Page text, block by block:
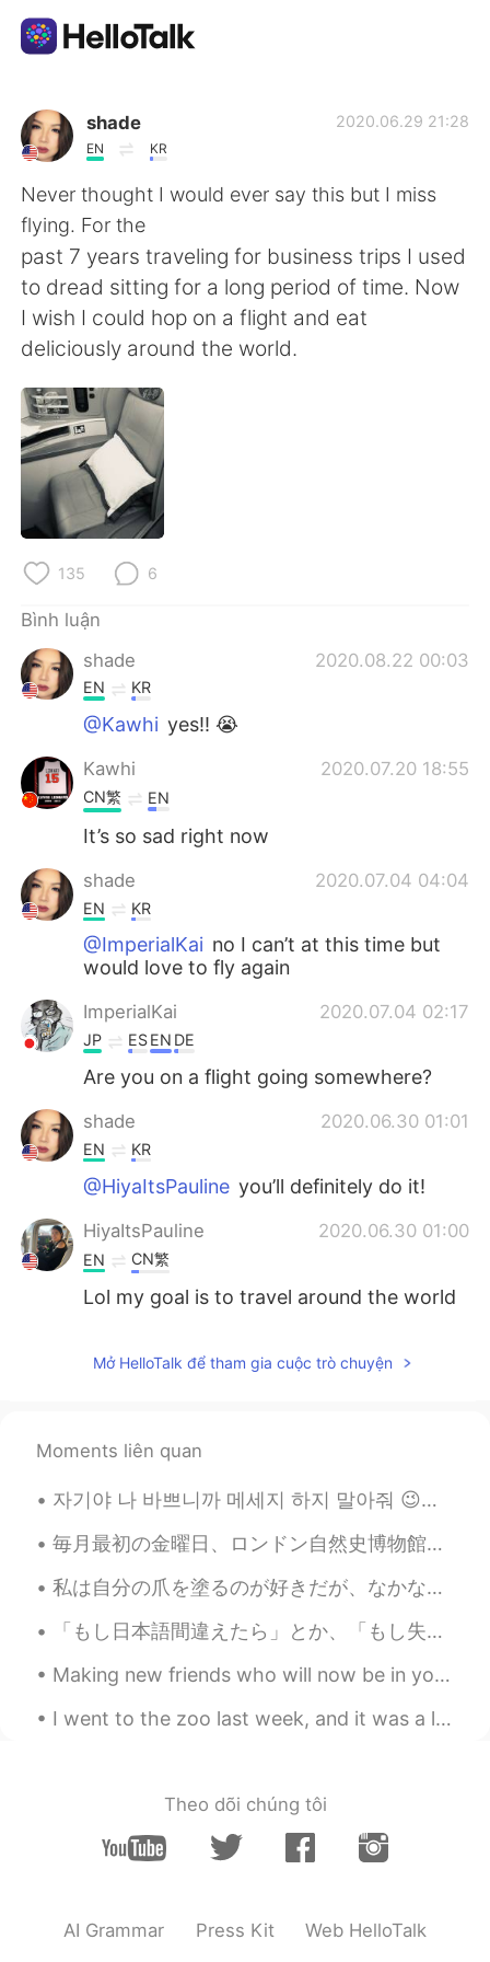
Ứng dụng trao đổi ngôn ngữ
AI Grammar Checker
Tiếng Việt
English 简体中文
繁體中文
العربية
Deutsch
Italiano
Português
shade
EN KR
2020.06.29 21:28
Never thought I would ever say this but I miss
flying. For the
past 7 years traveling for business trips I used
to dread sitting for a long period of time. Now
I wish I could hop on a flight and eat
deliciously around the world.
135 6
Bình luận
shade
2020.08.22 00:03
EN KR
@Kawhi yes!! 😭
Kawhi 2020.07.20 18:55
CN繁 EN
It’s so sad right now
shade 2020.07.04 04:04
EN KR
@ImperialKai no I can’t at this time but
would love to fly again
ImperialKai 2020.07.04 02:17
JP ESEN DE
Are you on a flight going somewhere?
shade 2020.06.30 01:01
EN KR
@HiyaItsPauline you’ll definitely do it!
HiyaItsPauline 2020.06.30 01:00
EN CN繁
Lol my goal is to travel around the world
Mở HelloTalk để tham gia cuộc trò chuyện
Moments liên quan
자기야 나 바쁘니까 메세지 하지 말아줘 😉😈🤗 Busy lol messages are like 뇌섹남😂😁😉🤭🤷🤦😈🤔🙄❤️💜💖 개소리 하면 차단 합니다 ㅋㅋㅋㅋ
毎月最初の金曜日、ロンドン自然史博物館ではレイトステイ(遅くまで開いていること)が開催されている。恐竜と一緒に飲めるのは、子供の時の興味と今の興味を非常にうまく組み合わせている。 友達が撮って...
私は自分の爪を塗るのが好きだが、なかなかいいネイルポリッシュを見つけることができなかった。💅🏻 ネイルポリッシュが薄すぎると何度も塗る必要があるし、乾いたときにうまく色が出ないか、簡単に消えてし...
「もし日本語間違えたら」とか、「もし失礼なことをしたら」と色々自信持たずに人と接してうまく行かなかったら「あーやっぱまだまだだ」と日本語のさいにするけど、本当はうまく行かなかった理由は、その自信...
Making new friends who will now be in your life forever is on of the most rewarding things ever. ...
I went to the zoo last week, and it was a lot of fun! I saw lots of cool animals! 🐻🐯🐧🐘🐢🐰 What is ...
Theo dõi chúng tôi
AI Grammar Press Kit Web HelloTalk